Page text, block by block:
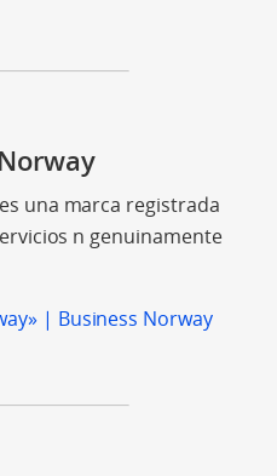
una marca registrada
n genuinamente
| Business Norway